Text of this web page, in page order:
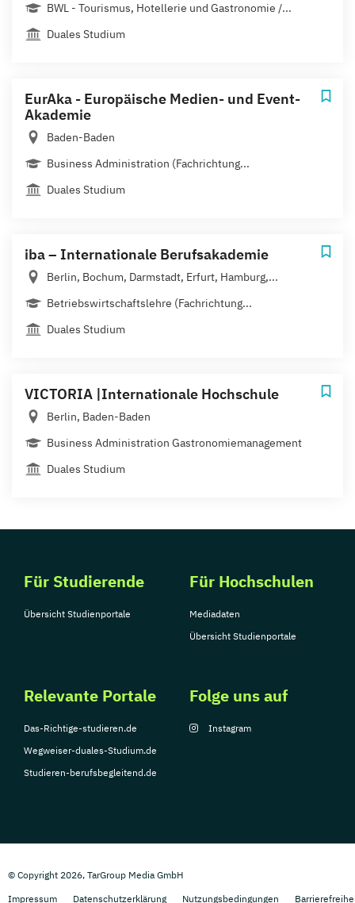
BWL - Tourismus, Hotellerie und Gastronomie /...
Duales Studium
EurAka - Europäische Medien- und Event-
Akademie
Baden-Baden
Business Administration (Fachrichtung...
Duales Studium
iba – Internationale Berufsakademie
Berlin, Bochum, Darmstadt, Erfurt, Hamburg,...
Betriebswirtschaftslehre (Fachrichtung...
Duales Studium
VICTORIA |Internationale Hochschule
Berlin, Baden-Baden
Business Administration Gastronomiemanagement
Duales Studium
Für Studierende
Übersicht Studienportale
Für Hochschulen
Mediadaten
Übersicht Studienportale
Relevante Portale
Das-Richtige-studieren.de
Wegweiser-duales-Studium.de
Studieren-berufsbegleitend.de
Folge uns auf
Instagram
© Copyright 2026, TarGroup Media GmbH
Impressum
Datenschutzerklärung Nutzungsbedingungen